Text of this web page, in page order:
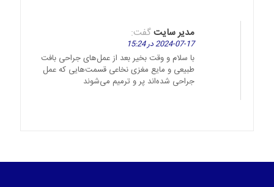
مدیر سایتگفت:
2024-07-17 در 15:24
با سلام و وقت بخیر بعد از عمل‌های جراحی بافت
طبیعی و مایع مغزی نخاعی قسمت‌هایی که عمل
جراحی شده‌اند پر و ترمیم می‌شوند